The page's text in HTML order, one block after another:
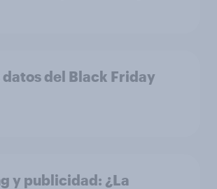
datos del Black Friday
y publicidad: ¿La